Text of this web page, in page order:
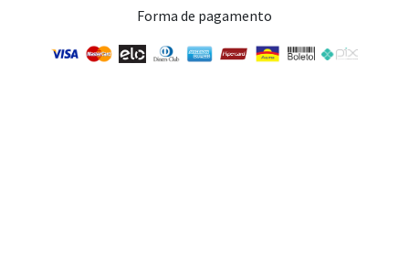
Forma de pagamento